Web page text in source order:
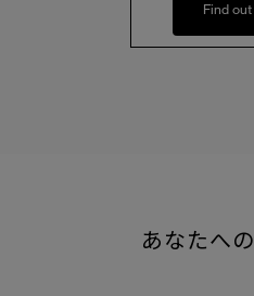
Find
あなたへ